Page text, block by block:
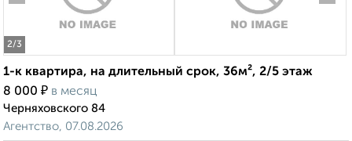
2/3
1-к квартира, на длительный срок, 36м², 2/5 этаж
8 000 ₽ в месяц
Черняховского 84
Агентство, 07.08.2026